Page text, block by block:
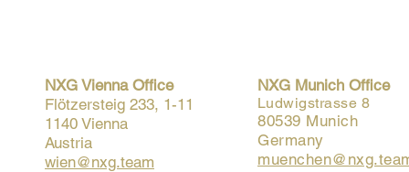
NXG Vienna Office
Flötzersteig 233, 1-11
1140 Vienna
Austria
wien@nxg.team
NXG Munich Office
Ludwigstrasse 8
80539 Munich
Germany